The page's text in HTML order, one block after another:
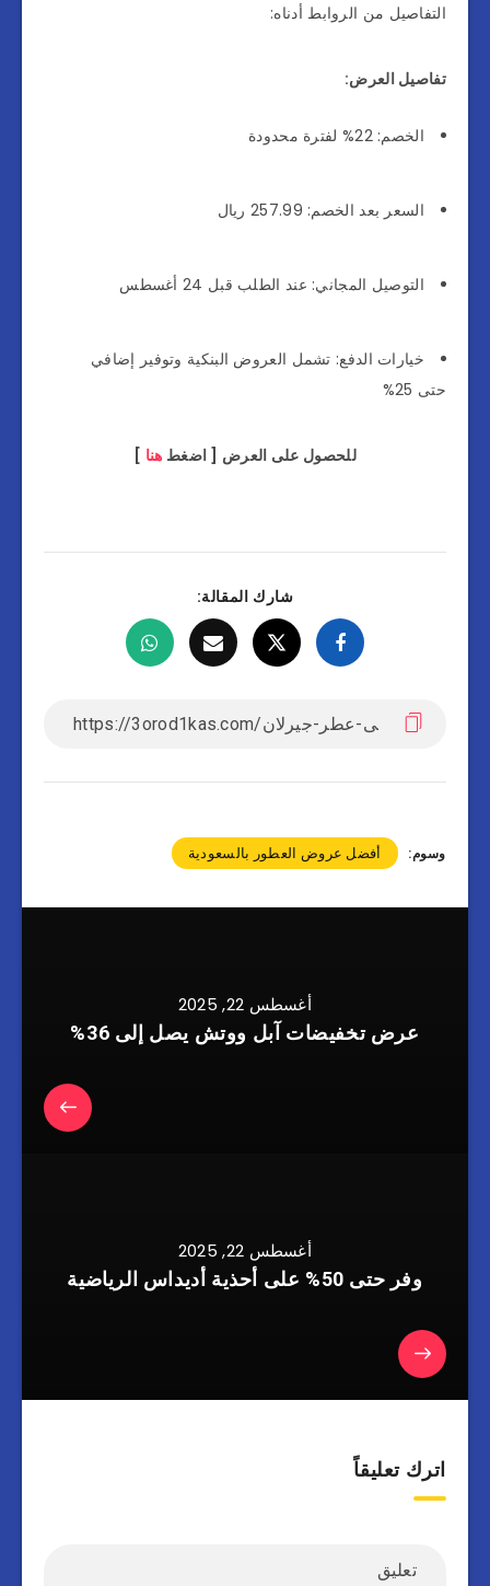
التفاصيل من الروابط أدناه:
تفاصيل العرض:
الخصم: 22% لفترة محدودة
السعر بعد الخصم: 257.99 ريال
التوصيل المجاني: عند الطلب قبل 24 أغسطس
خيارات الدفع: تشمل العروض البنكية وتوفير إضافي
حتى 25%
للحصول على العرض [ اضغط هنا ]
شارك المقالة:
وسوم: أفضل عروض العطور بالسعودية
أغسطس 22, 2025
عرض تخفيضات آبل ووتش يصل إلى 36%
أغسطس 22, 2025
وفر حتى 50% على أحذية أديداس الرياضية
اترك تعليقاً